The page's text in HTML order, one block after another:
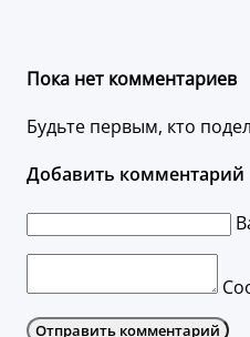
Пока нет комментариев
Будьте первым, кто
Добавить комментарий
Отправить комментарий